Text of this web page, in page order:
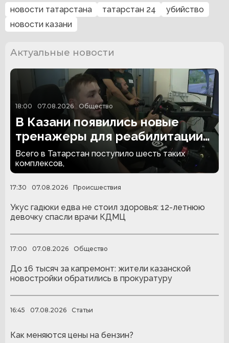
новости татарстана татарстан 24
убийство
новости казани
Актуальные новости
18:00 07.08.2026 Общество
В Казани появились новые
тренажеры для реабилитации
людей с ампутациями
Всего в Татарстан поступило шесть таких
комплексов,
17:30 07.08.2026 Происшествия
Укус гадюки едва не стоил здоровья: 12-летнюю
девочку спасли врачи КДМЦ
17:00 07.08.2026 Общество
До 16 тысяч за капремонт: жители казанской
новостройки обратились в прокуратуру
16:45 07.08.2026 Статьи
Как меняются цены на бензин?